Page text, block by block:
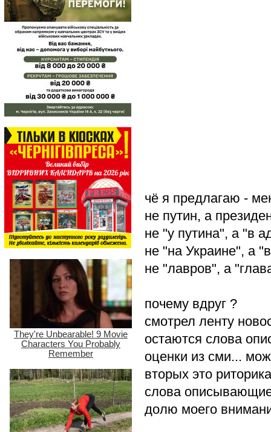
чё я предлагаю -
не путин, а
не "у путина", а "в
не "на Украине", а
не "лавров", а
почему вдруг ?
смотрел ленту
остаются слова
оценки из сми...
вторых это
слова
долю моего